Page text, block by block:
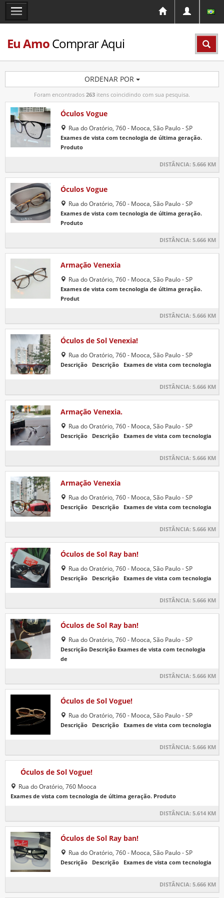
Eu AmoComprar Aqui
ORDENAR POR
Foram encontrados 263 itens coincidindo com sua pesquisa.
Óculos Vogue
Rua do Oratório, 760 - Mooca, São Paulo - SP
Exames de vista com tecnologia de última geração.
Produto
DISTÂNCIA:5.666 KM
Óculos Vogue
Rua do Oratório, 760 - Mooca, São Paulo - SP
Exames de vista com tecnologia de última geração.
Produto
DISTÂNCIA:5.666 KM
Armação Venexia
Rua do Oratório, 760 - Mooca, São Paulo - SP
Exames de vista com tecnologia de última geração.
Produt
DISTÂNCIA:5.666 KM
Óculos de Sol Venexia!
Rua do Oratório, 760 - Mooca, São Paulo - SP
Descrição Descrição Exames de vista com tecnologia
DISTÂNCIA:5.666 KM
Armação Venexia.
Rua do Oratório, 760 - Mooca, São Paulo - SP
Descrição Descrição Exames de vista com tecnologia
DISTÂNCIA:5.666 KM
Armação Venexia
Rua do Oratório, 760 - Mooca, São Paulo - SP
Descrição Descrição Exames de vista com tecnologia
DISTÂNCIA:5.666 KM
Óculos de Sol Ray ban!
Rua do Oratório, 760 - Mooca, São Paulo - SP
Descrição Descrição Exames de vista com tecnologia
DISTÂNCIA:5.666 KM
Óculos de Sol Ray ban!
Rua do Oratório, 760 - Mooca, São Paulo - SP
Descrição Descrição Exames de vista com tecnologia
de
DISTÂNCIA:5.666 KM
Óculos de Sol Vogue!
Rua do Oratório, 760 - Mooca, São Paulo - SP
Descrição Descrição Exames de vista com tecnologia
DISTÂNCIA:5.666 KM
Óculos de Sol Vogue!
Rua do Oratório, 760 Mooca
Exames de vista com tecnologia de última geração. Produto
DISTÂNCIA:5.614 KM
Óculos de Sol Ray ban!
Rua do Oratório, 760 - Mooca, São Paulo - SP
Descrição Descrição Exames de vista com tecnologia
DISTÂNCIA:5.666 KM